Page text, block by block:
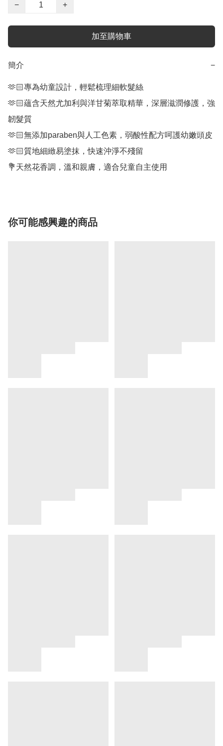
−
+
加至購物車
簡介 −
🫶🏻專為幼童設計，輕鬆梳理細軟髮絲
🫶🏻蘊含天然尤加利與洋甘菊萃取精華，深層滋潤修護，強
韌髮質
🫶🏻無添加paraben與人工色素，弱酸性配方呵護幼嫩頭皮
🫶🏻質地細緻易塗抹，快速沖淨不殘留
💐天然花香調，溫和親膚，適合兒童自主使用
你可能感興趣的商品